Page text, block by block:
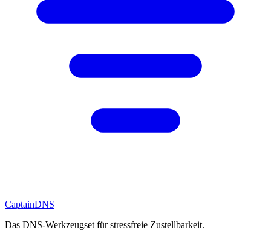
CaptainDNS
Das DNS-Werkzeugset für stressfreie Zustellbarkeit.